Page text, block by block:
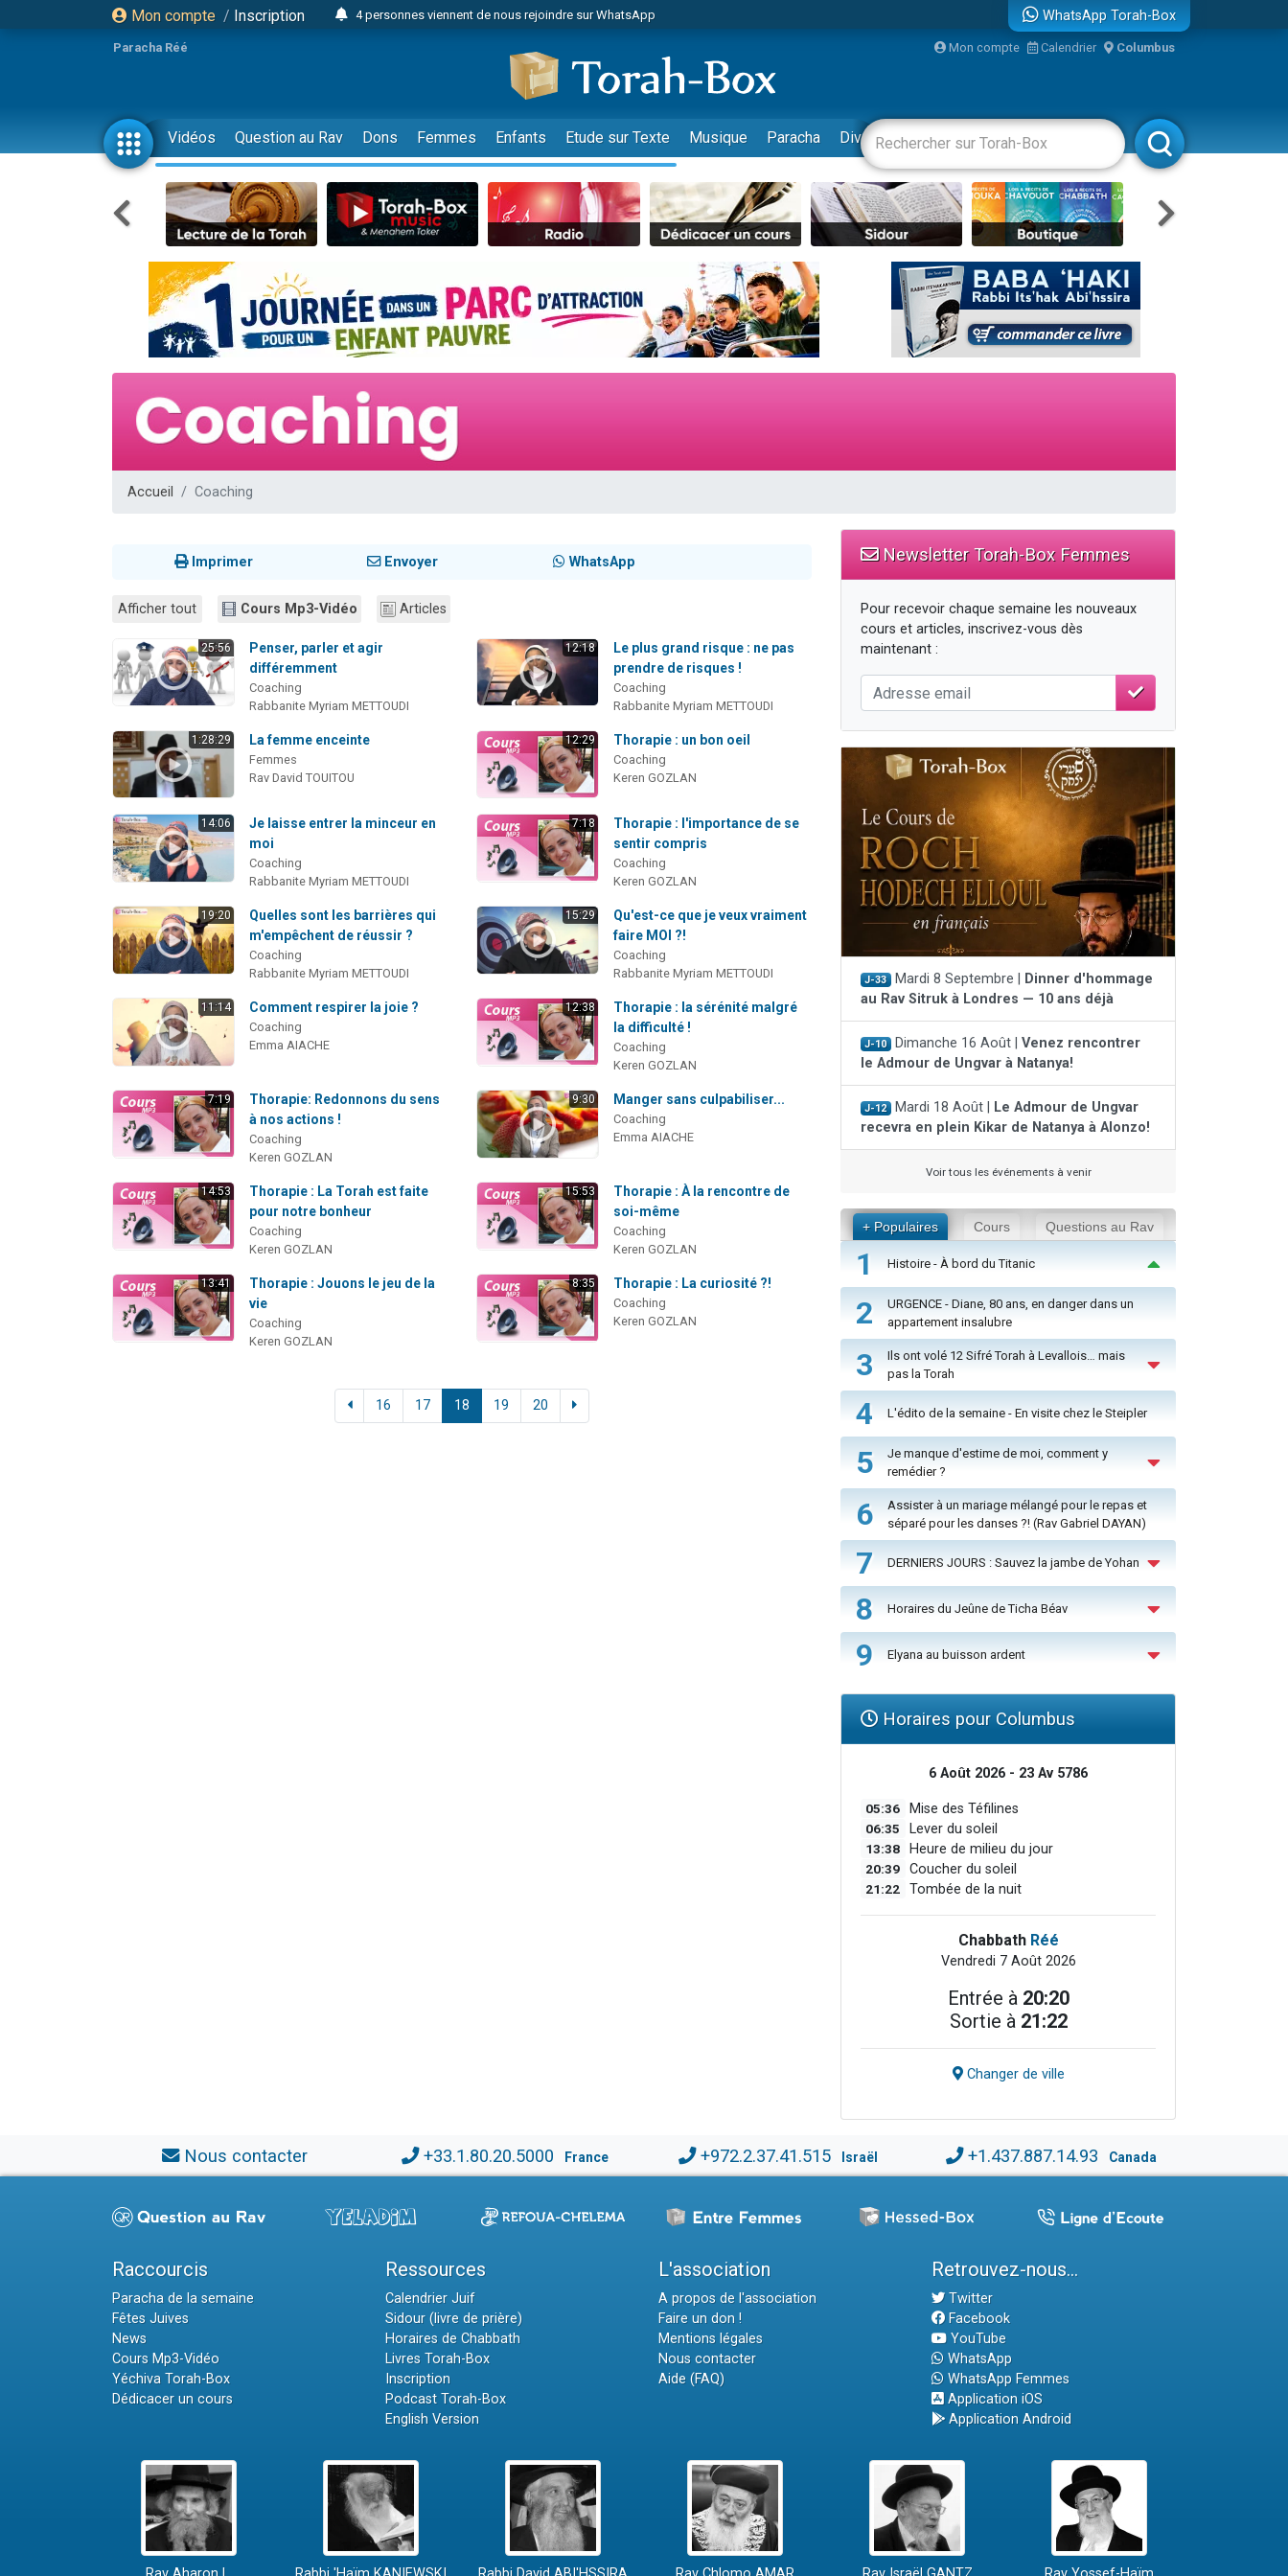
Mon compte / Inscription
4 personnes viennent de nous rejoindre sur WhatsApp
Odaya vient de donner son Maasser
3 personnes viennent de faire un don pour 5 jours de vacances aux Orphelins
3 personnes viennent de faire un don pour Diane, 80 ans, dans un appartement insalubre
13 personnes viennent de demander une bénédiction
2 personnes viennent de nous rejoindre sur WhatsApp
30 personnes viennent de faire un don pour Sauvez la jambe de Yohan
Il reste 49 places pour étudier en groupe sur Zoom
3 personnes viennent de nous rejoindre sur WhatsApp
2 personnes viennent de nous rejoindre sur WhatsApp
3 personnes viennent de nous rejoindre sur WhatsApp
8 personnes viennent de faire un don pour Tsédaka : pauvres d'Israel
Nouvelle émission radio : Visions de grandeur n°104 : Le Chabbath et le Birkat Hamazone à travers le temps
61 personnes viennent de demander une bénédiction
Eva vient de donner son Maasser
WhatsApp Torah-Box
Paracha Réé Mon compte Calendrier Columbus
Vidéos Question au Rav Dons Femmes Enfants Etude sur Texte Musique Paracha Divertissements Livres Rabbanim
Accueil Coaching
Imprimer Envoyer WhatsApp
Afficher tout Cours Mp3-Vidéo Articles
25:56
Penser, parler et agir
différemment
Coaching
Rabbanite Myriam METTOUDI
12:18
Le plus grand risque : ne pas
prendre de risques !
Coaching
Rabbanite Myriam METTOUDI
1:28:29 La femme enceinte
Femmes
Rav David TOUITOU
12:29 Thorapie : un bon oeil
Coaching
Keren GOZLAN
14:06
Je laisse entrer la minceur en
moi
Coaching
Rabbanite Myriam METTOUDI
7:18
Thorapie : l'importance de se
sentir compris
Coaching
Keren GOZLAN
19:20
Quelles sont les barrières qui
m'empêchent de réussir ?
Coaching
Rabbanite Myriam METTOUDI
15:29
Qu'est-ce que je veux vraiment
faire MOI ?!
Coaching
Rabbanite Myriam METTOUDI
11:14 Comment respirer la joie ?
Coaching
Emma AIACHE
12:38
Thorapie : la sérénité malgré
la difficulté !
Coaching
Keren GOZLAN
7:19
Thorapie: Redonnons du sens
à nos actions !
Coaching
Keren GOZLAN
9:30 Manger sans culpabiliser...
Coaching
Emma AIACHE
14:53
Thorapie : La Torah est faite
pour notre bonheur
Coaching
Keren GOZLAN
15:53
Thorapie : À la rencontre de
soi-même
Coaching
Keren GOZLAN
13:41
Thorapie : Jouons le jeu de la
vie
Coaching
Keren GOZLAN
8:35 Thorapie : La curiosité ?!
Coaching
Keren GOZLAN
16 17 18 19 20
Newsletter Torah-Box Femmes
Pour recevoir chaque semaine les nouveaux
cours et articles, inscrivez-vous dès
maintenant :
J-33 Mardi 8 Septembre |
Dinner d'hommage
au Rav Sitruk à Londres — 10 ans déjà
J-10 Dimanche 16 Août | Venez rencontrer
le Admour de Ungvar à Natanya!
J-12 Mardi 18 Août |
Le Admour de Ungvar
recevra en plein Kikar de Natanya à Alonzo!
Voir tous les événements à venir
+ Populaires Cours Questions au Rav
1 Histoire - À bord du Titanic
2
URGENCE - Diane, 80 ans, en danger dans un
appartement insalubre
3
Ils ont volé 12 Sifré Torah à Levallois… mais
pas la Torah
4 L'édito de la semaine - En visite chez le Steipler
5
Je manque d'estime de moi, comment y
remédier ?
6
Assister à un mariage mélangé pour le repas et
séparé pour les danses ?! (Rav Gabriel DAYAN)
7 DERNIERS JOURS : Sauvez la jambe de Yohan
8 Horaires du Jeûne de Ticha Béav
9 Elyana au buisson ardent
Horaires pour Columbus
6 Août 2026 - 23 Av 5786
05:36 Mise des Téfilines
06:35 Lever du soleil
13:38 Heure de milieu du jour
20:39 Coucher du soleil
21:22 Tombée de la nuit
Chabbath Réé
Vendredi 7 Août 2026
Entrée à 20:20
Sortie à 21:22
Changer de ville
Nous contacter +33.1.80.20.5000 France +972.2.37.41.515 Israël +1.437.887.14.93 Canada
Raccourcis
Paracha de la semaine
Fêtes Juives
News
Cours Mp3-Vidéo
Yéchiva Torah-Box
Dédicacer un cours
Ressources
Calendrier Juif
Sidour (livre de prière)
Horaires de Chabbath
Livres Torah-Box
Inscription
Podcast Torah-Box
English Version
L'association
A propos de l'association
Faire un don !
Mentions légales
Nous contacter
Aide (FAQ)
Retrouvez-nous...
Twitter
Facebook
YouTube
WhatsApp
WhatsApp Femmes
Application iOS
Application Android